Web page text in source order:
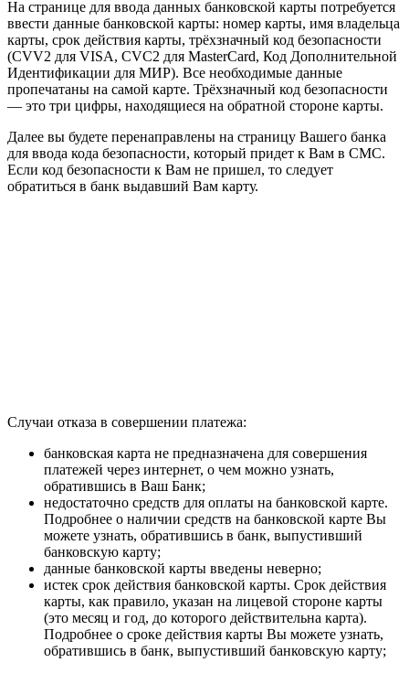
На странице для ввода данных банковской карты потребуется
ввести данные банковской карты: номер карты, имя владельца
карты, срок действия карты, трёхзначный код безопасности
(CVV2 для VISA, CVC2 для MasterCard, Код Дополнительной
Идентификации для МИР). Все необходимые данные
пропечатаны на самой карте. Трёхзначный код безопасности
— это три цифры, находящиеся на обратной стороне карты.
Далее вы будете перенаправлены на страницу Вашего банка
для ввода кода безопасности, который придет к Вам в СМС.
Если код безопасности к Вам не пришел, то следует
обратиться в банк выдавший Вам карту.
Случаи отказа в совершении платежа:
банковская карта не предназначена для совершения
платежей через интернет, о чем можно узнать,
обратившись в Ваш Банк;
недостаточно средств для оплаты на банковской карте.
Подробнее о наличии средств на банковской карте Вы
можете узнать, обратившись в банк, выпустивший
банковскую карту;
данные банковской карты введены неверно;
истек срок действия банковской карты. Срок действия
карты, как правило, указан на лицевой стороне карты
(это месяц и год, до которого действительна карта).
Подробнее о сроке действия карты Вы можете узнать,
обратившись в банк, выпустивший банковскую карту;